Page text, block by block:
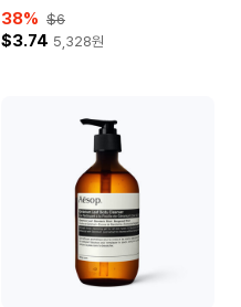
38% $6
$3.74 5,328원